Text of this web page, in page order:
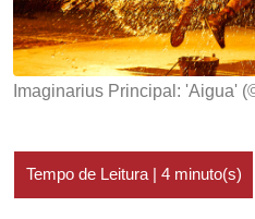
Imaginarius Principal: 'Aigua'